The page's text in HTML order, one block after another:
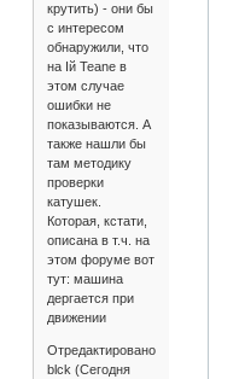
крутить) - они бы
с интересом
обнаружили, что
на Iй Teane в
этом случае
ошибки не
показываются. А
также нашли бы
там методику
проверки
катушек.
Которая, кстати,
описана в т.ч. на
этом форуме вот
тут: машина
дергается при
движении
Отредактировано
blck (Сегодня